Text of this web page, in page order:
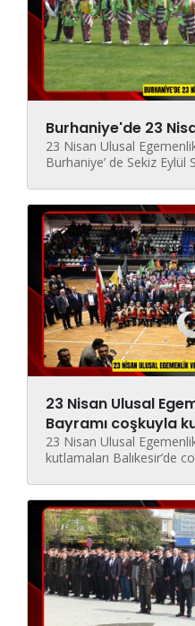
Burhaniye'de 23
23 Nisan Ulusal
Burhaniye’ de Sekiz Eylül
23 Nisan Ulusal
Bayramı coşkuyla
23 Nisan Ulusal
kutlamaları Balıkesir’de